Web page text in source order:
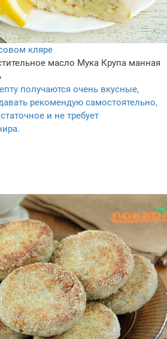
кляре
масло Мука Крупа манная
получаются очень вкусные,
рекомендую самостоятельно,
и не требует